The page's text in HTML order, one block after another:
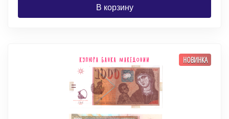
В корзину
НОВИНКА